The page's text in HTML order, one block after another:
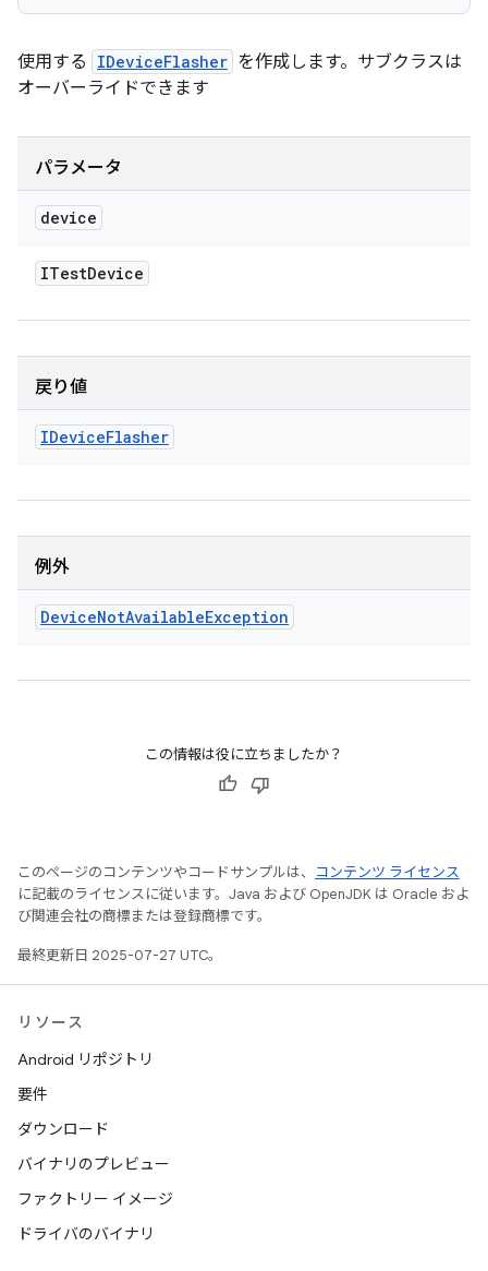
使用する IDeviceFlasher を作成します。サブクラスは
オーバーライドできます
パラメータ
device
ITestDevice
戻り値
IDeviceFlasher
例外
DeviceNotAvailableException
この情報は役に立ちましたか？
このページのコンテンツやコードサンプルは、
コンテンツ ライセンス
に記載のライセンスに従います。Java および OpenJDK は Oracle およ
び関連会社の商標または登録商標です。
最終更新日 2025-07-27 UTC。
リソース
Android リポジトリ
要件
ダウンロード
バイナリのプレビュー
ファクトリー イメージ
ドライバのバイナリ